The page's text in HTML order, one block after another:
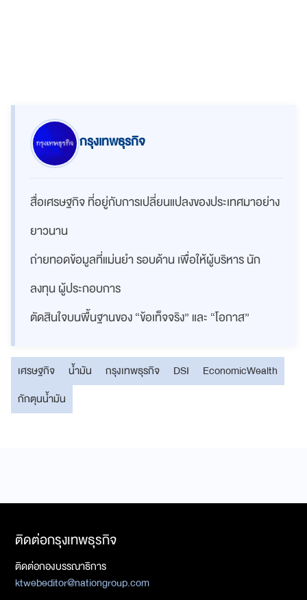
กรุงเทพธุรกิจ
สื่อเศรษฐกิจ ที่อยู่กับการเปลี่ยนแปลงของประเทศมาอย่าง
ยาวนาน
ถ่ายทอดข้อมูลที่แม่นยำ รอบด้าน เพื่อให้ผู้บริหาร นัก
ลงทุน ผู้ประกอบการ
ตัดสินใจบนพื้นฐานของ “ข้อเท็จจริง” และ “โอกาส”
เศรษฐกิจ น้ำมัน กรุงเทพธุรกิจ DSI
EconomicWealth
กักตุนน้ำมัน
ติดต่อกรุงเทพธุรกิจ
ติดต่อกองบรรณาธิการ
ktwebeditor@nationgroup.com